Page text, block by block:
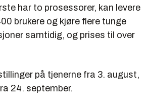
har to prosessorer, kan levere
brukere og kjøre flere tunge
samtidig, og prises til over
på tjenerne fra 3. august,
24. september.